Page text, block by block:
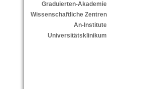
Graduierten-Akademie
Wissenschaftliche Zentren
An-Institute
Universitätsklinikum